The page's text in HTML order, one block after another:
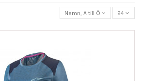
Namn, A till Ö 24